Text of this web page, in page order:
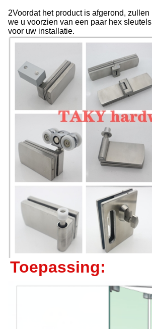
2Voordat het product is afgerond, zullen
we u voorzien van een paar hex sleutels
voor uw installatie.
Toepassing: